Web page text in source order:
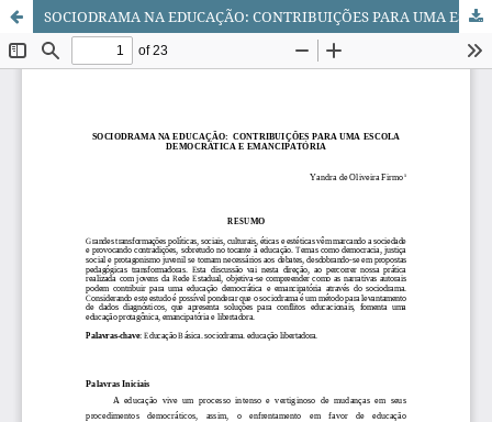
SOCIODRAMA NA EDUCAÇÃO: CONTRIBUIÇÕES PARA UMA ESCOLA DEMOCRÁTICA E EMANCIPATÓRIA